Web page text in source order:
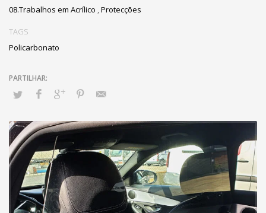
08.Trabalhos em Acrílico ,Protecções
TAGS
Policarbonato